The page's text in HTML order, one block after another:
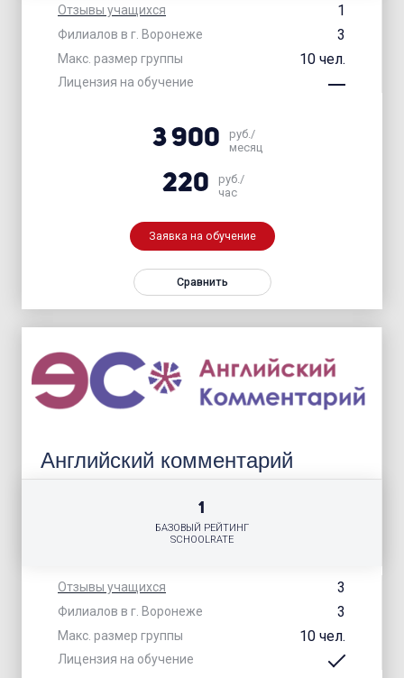
Отзывы учащихся 1
Филиалов в г. Воронеже 3
Макс. размер группы 10 чел.
Лицензия на обучение
3 900
руб./
месяц
220
руб./
час
Заявка на обучение
Сравнить
Английский комментарий
Отзывы учащихся 3
Филиалов в г. Воронеже 3
Макс. размер группы 10 чел.
Лицензия на обучение
1
БАЗОВЫЙ РЕЙТИНГ
SCHOOLRATE